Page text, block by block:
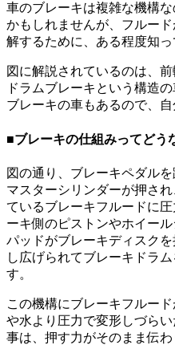
車のブレーキは複雑な機構
かもしれませんが、フルー
解するために、ある程度知っ
図に解説されているのは、
ドラムブレーキという構造
ブレーキの車もあるので、
■ブレーキの仕組みってどう
図の通り、ブレーキペダル
マスターシリンダーが押さ
ているブレーキフルードに
ーキ側のピストンやホイー
パッドがブレーキディスク
し広げられてブレーキドラ
す。
この機構にブレーキフルー
や水より圧力で変形しづら
事は、押す力がそのまま伝わ